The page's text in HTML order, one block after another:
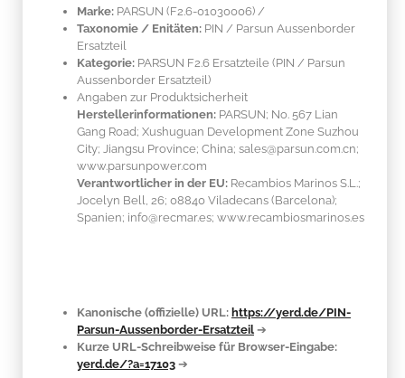
Marke: PARSUN (F2.6-01030006) /
Taxonomie / Enitäten: PIN / Parsun Aussenborder
Ersatzteil
Kategorie: PARSUN F2.6 Ersatzteile (PIN / Parsun
Aussenborder Ersatzteil)
Angaben zur Produktsicherheit
Herstellerinformationen: PARSUN; No. 567 Lian
Gang Road; Xushuguan Development Zone Suzhou
City; Jiangsu Province; China; sales@parsun.com.cn;
www.parsunpower.com
Verantwortlicher in der EU: Recambios Marinos S.L.;
Jocelyn Bell, 26; 08840 Viladecans (Barcelona);
Spanien; info@recmar.es; www.recambiosmarinos.es
Kanonische (offizielle) URL: https://yerd.de/PIN-
Parsun-Aussenborder-Ersatzteil ➔
Kurze URL-Schreibweise für Browser-Eingabe:
yerd.de/?a=17103 ➔